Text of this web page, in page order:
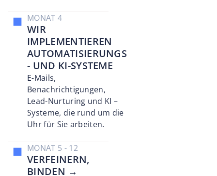
MONAT 4
WIR
IMPLEMENTIEREN
AUTOMATISIERUNGS
- UND KI-SYSTEME
E-Mails,
Benachrichtigungen,
Lead-Nurturing und KI –
Systeme, die rund um die
Uhr für Sie arbeiten.
MONAT 5 - 12
VERFEINERN,
BINDEN →